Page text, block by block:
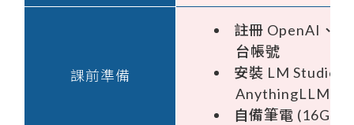
課前準備
註冊 OpenAI、
台帳號
安裝 LM Studio、
AnythingLLM
自備筆電 (16GB